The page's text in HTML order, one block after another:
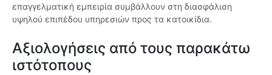
επαγγελματική εμπειρία συμβάλλουν στη διασφάλιση
υψηλού επιπέδου υπηρεσιών προς τα κατοικίδια.
Αξιολογήσεις από τους παρακάτω
ιστότοπους